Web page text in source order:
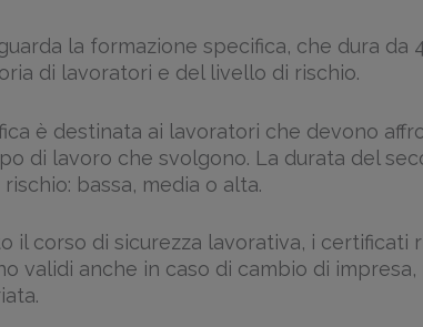
la formazione specifica, che dura da
di lavoratori e del livello di rischio.
è destinata ai lavoratori che devono
di lavoro che svolgono. La durata del
bassa, media o alta.
il corso di sicurezza lavorativa, i certificati
validi anche in caso di cambio di